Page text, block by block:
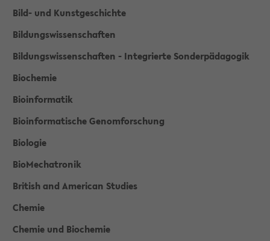
Bild- und Kunstgeschichte
Bildungswissenschaften
Bildungswissenschaften - Integrierte Sonderpädagogik
Biochemie
Bioinformatik
Bioinformatische Genomforschung
Biologie
BioMechatronik
British and American Studies
Chemie
Chemie und Biochemie